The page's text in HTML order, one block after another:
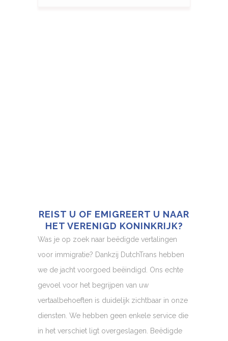
REIST U OF EMIGREERT U NAAR
HET VERENIGD KONINKRIJK?
Was je op zoek naar beëdigde vertalingen
voor immigratie? Dankzij DutchTrans hebben
we de jacht voorgoed beëindigd. Ons echte
gevoel voor het begrijpen van uw
vertaalbehoeften is duidelijk zichtbaar in onze
diensten. We hebben geen enkele service die
in het verschiet ligt overgeslagen. Beëdigde